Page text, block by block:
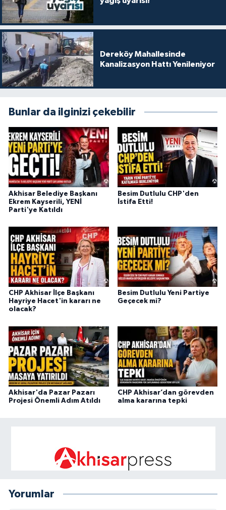
Dereköy Mahallesinde
Kanalizasyon Hattı Yenileniyor
Bunlar da ilginizi çekebilir
Akhisar Belediye Başkanı
Ekrem Kayserili, YENİ
Parti'ye Katıldı
Besim Dutlulu CHP'den
İstifa Etti!
CHP Akhisar İlçe Başkanı
Hayriye Hacet'in kararı ne
olacak?
Besim Dutlulu Yeni Partiye
Geçecek mi?
Akhisar'da Pazar Pazarı
Projesi Önemli Adım Atıldı
CHP Akhisar’dan görevden
alma kararına tepki
Yorumlar